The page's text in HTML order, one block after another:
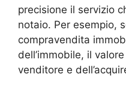
precisione il servizio
notaio. Per esempio,
compravendita
dell’immobile, il
venditore e